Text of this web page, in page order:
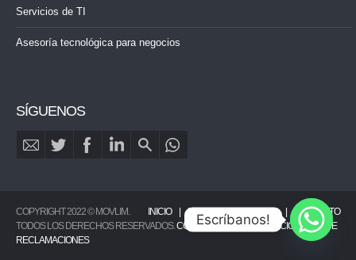
Servicios de TI
Asesoría tecnológica para negocios
SÍGUENOS
INICIO PORTAFOLIO BLOG CONTACTO
COPYRIGHT 2022 © MOVLIM.
TODOS LOS DERECHOS RESERVADOS.CONDICIONES DEL SERVICIO LIBRO DE
RECLAMACIONES
Escríbanos!